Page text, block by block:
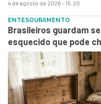
4 de agosto de 2026 - 15:20
ENTESOURAMENTO
Brasileiros guardam
esquecido que pode